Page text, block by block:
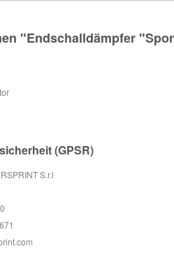
"Endschalldämpfer
(GPSR)
S.r.l